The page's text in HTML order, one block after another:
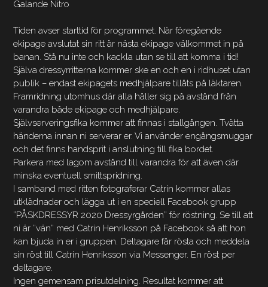
Galande Nitro
Tiden avser starttid för programmet. När föregående
ekipage avslutat sin ritt är nästa ekipage välkommet in på
banan. Stå nu inte och kackla utan se till att komma i tid!
Själva dressyrritterna kommer ske en och en i ridhuset utan
publik – endast ekipagets medhjälpare tillåts på läktaren.
Framridning utomhus där alla håller sig på avstånd från
varandra både ekipage och medhjälpare.
Självserveringsfika kommer att finnas i stallgången. Tvätta
händerna innan ni serverar er. Vi använder engångsmuggar
och det finns handsprit i anslutning till fika bordet.
Parkera med lagom avstånd till varandra för att även där
minska eventuell smittspridning.
I samband med ritten fotograferar Catrin kommer allas
utklädnader och lägga ut i en speciell Facebook grupp
”PÅSKDRESSYR 2020 Dressyrgården” för röstning. Se till att
ni är ”vän” med Catrin Henriksson på Facebook så att hon
kan bjuda in er i gruppen. Deltagare får rösta och meddela
sin röst till Catrin Henriksson via Messenger. En röst per
deltagare.
Ingen gemensam prisutdelning. Resultat kommer att